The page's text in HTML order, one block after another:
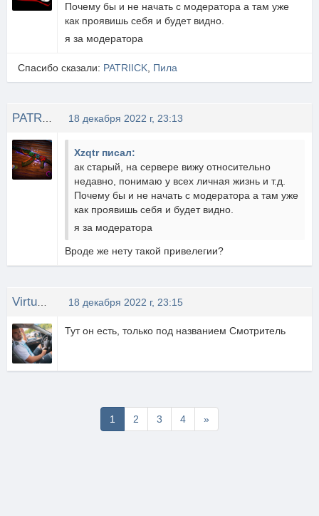
Почему бы и не начать с модератора а там уже
как проявишь себя и будет видно.
я за модератора
Спасибо сказали: PATRIICK Пила
18 декабря 2022 г, 23:13
Xzqtr писал:
ак старый, на сервере вижу относительно
недавно, понимаю у всех личная жизнь и т.д.
Почему бы и не начать с модератора а там уже
как проявишь себя и будет видно.
я за модератора
Вроде же нету такой привелегии?
18 декабря 2022 г, 23:15
Тут он есть, только под названием Смотритель
1 2 3 4 »Последняя